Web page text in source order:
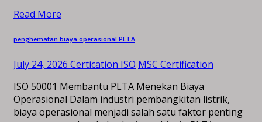
Read More
penghematan biaya operasional PLTA
July 24, 2026 Certication ISO MSC Certification
ISO 50001 Membantu PLTA Menekan Biaya
Operasional Dalam industri pembangkitan listrik,
biaya operasional menjadi salah satu faktor penting